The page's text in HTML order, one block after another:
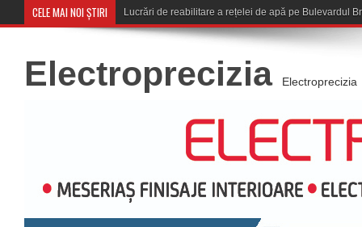
CELE MAI NOI ȘTIRI Corona Brașov se
Electroprecizia Electroprecizia